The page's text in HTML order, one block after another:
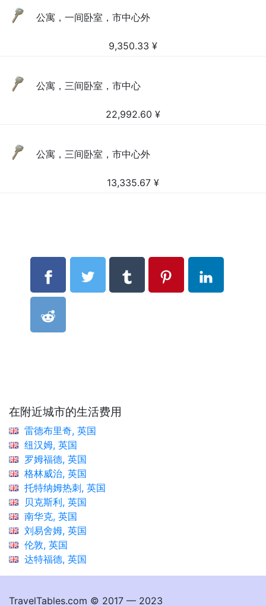
公寓，一间卧室，市中心外
9,350.33 ¥
公寓，三间卧室，市中心
22,992.60 ¥
公寓，三间卧室，市中心外
13,335.67 ¥
在附近城市的生活费用
雷德布里奇, 英国
纽汉姆, 英国
罗姆福德, 英国
格林威治, 英国
托特纳姆热刺, 英国
贝克斯利, 英国
南华克, 英国
刘易舍姆, 英国
伦敦, 英国
达特福德, 英国
TravelTables.com © 2017 — 2023